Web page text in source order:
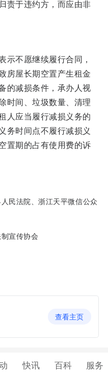
责于违约方，而应由非
示不愿继续履行合同，
房屋长期空置产生租金
的减损条件，承办人视
时间、垃圾数量、清理
人应当履行减损义务的
务时间点不履行减损义
置期的占有使用费的诉
民法院、浙江天平微信公众
宣传协会
查看主页
快讯 百科 服务